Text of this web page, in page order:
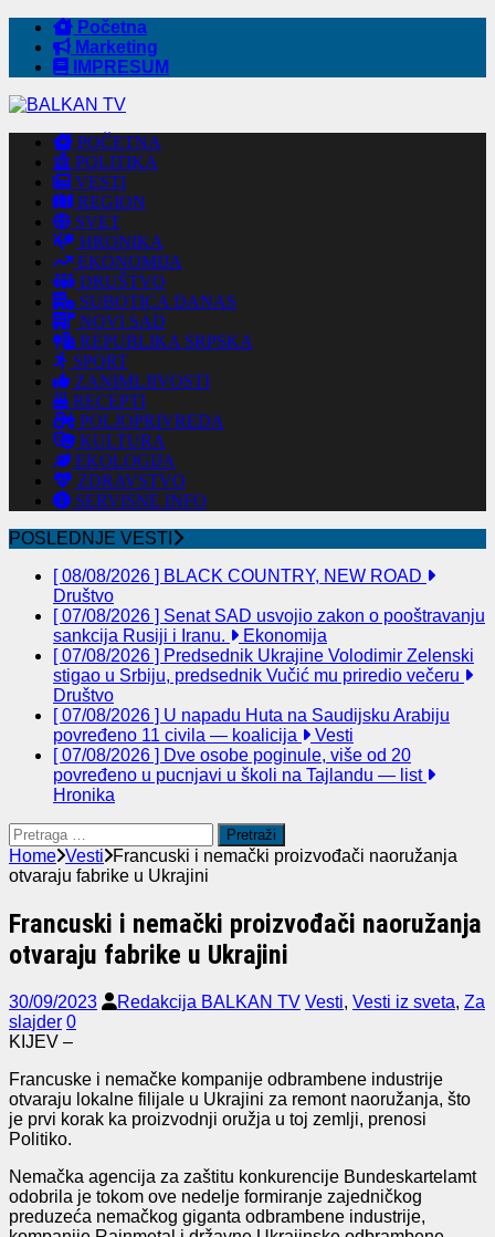
Početna
Marketing
IMPRESUM
POČETNA
POLITIKA
VESTI
REGION
SVET
HRONIKA
EKONOMIJA
DRUŠTVO
SUBOTICA DANAS
NOVI SAD
REPUBLIKA SRPSKA
SPORT
ZANIMLJIVOSTI
RECEPTI
POLJOPRIVREDA
KULTURA
EKOLOGIJA
ZDRAVSTVO
SERVISNE INFO
POSLEDNJE VESTI
[ 08/08/2026 ] BLACK COUNTRY, NEW ROAD
Društvo
[ 07/08/2026 ] Senat SAD usvojio zakon o pooštravanju
sankcija Rusiji i Iranu.
Ekonomija
[ 07/08/2026 ] Predsednik Ukrajine Volodimir Zelenski
stigao u Srbiju, predsednik Vučić mu priredio večeru
Društvo
[ 07/08/2026 ] U napadu Huta na Saudijsku Arabiju
povređeno 11 civila — koalicija
Vesti
[ 07/08/2026 ] Dve osobe poginule, više od 20
povređeno u pucnjavi u školi na Tajlandu — list
Hronika
Pretraga
za:
Home Vesti
Francuski i nemački proizvođači naoružanja
otvaraju fabrike u Ukrajini
Francuski i nemački proizvođači naoružanja
otvaraju fabrike u Ukrajini
30/09/2023 Redakcija BALKAN TV Vesti, Vesti iz sveta, Za
slajder 0
KIJEV –
Francuske i nemačke kompanije odbrambene industrije
otvaraju lokalne filijale u Ukrajini za remont naoružanja, što
je prvi korak ka proizvodnji oružja u toj zemlji, prenosi
Politiko.
Nemačka agencija za zaštitu konkurencije Bundeskartelamt
odobrila je tokom ove nedelje formiranje zajedničkog
preduzeća nemačkog giganta odbrambene industrije,